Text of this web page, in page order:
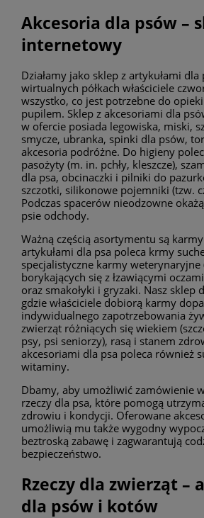
Akcesoria dla psów –
internetowy
Działamy jako sklep z artykułami dla
wirtualnych półkach właściciele
wszystko, co jest potrzebne do
pupilem. Sklep z akcesoriami dla
w ofercie posiada legowiska, miski,
smycze, ubranka, spinki dla psów,
akcesoria podróżne. Do higieny
pasożyty (m. in. pchły, kleszcze),
dla psa, obcinaczki i pilniki do
szczotki, silikonowe pojemniki (tzw.
Podczas spacerów nieodzowne
psie odchody.
Ważną częścią asortymentu są
artykułami dla psa poleca krmy
specjalistyczne karmy weterynaryjne
borykających się z łzawiącymi
oraz smakołyki i gryzaki. Nasz sklep
gdzie właściciele dobiorą karmy
indywidualnego zapotrzebowania
zwierząt różniących się wiekiem
psy, psi seniorzy), rasą i stanem
akcesoriami dla psa poleca również
witaminy.
Dbamy, aby umożliwić zamówienie
rzeczy dla psa, które pomogą
zdrowiu i kondycji. Oferowane
umożliwią mu także wygodny
beztroską zabawę i zagwarantują
bezpieczeństwo.
Rzeczy dla zwierząt –
dla psów i kotów